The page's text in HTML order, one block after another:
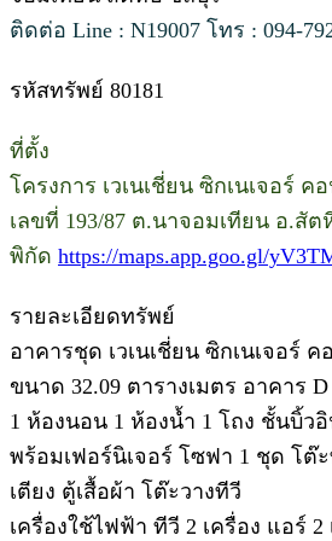
ติดต่อ Line : N19007 โทร : 094-
รหัสทรัพย์ 80181
ที่ตั้ง
โครงการ เวเนเชี่ยน ซิกเนเจอร์
เลขที่ 193/87 ต.นาจอมเทียน อ.สั
พิกัด https://maps.app.goo.gl/
รายละเอียดทรัพย์
อาคารชุด เวเนเชี่ยน ซิกเนเจอร์
ขนาด 32.09 ตารางเมตร อาคาร
1 ห้องนอน 1 ห้องน้ำ 1 โถง ชั้นบิ้ว
พร้อมเฟอร์นิเจอร์ โซฟา 1 ชุด โต๊
เตียง ตู้เสื้อผ้า โต๊ะวางทีวี
เครื่องใช้ไฟฟ้า ทีวี 2 เครื่อง แอร์ 2